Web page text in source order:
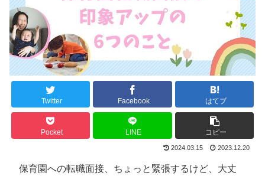
Twitter Facebook はてブ
Pocket LINE コピー
2024.03.15 2023.12.20
保育園への転職面接、ちょっと緊張するけど、大丈